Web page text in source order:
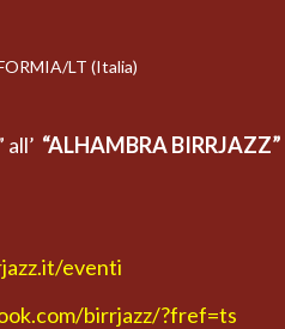
LT (Italia)
“ALHAMBRA BIRRJAZZ”
eventi
birrjazz/?fref=ts